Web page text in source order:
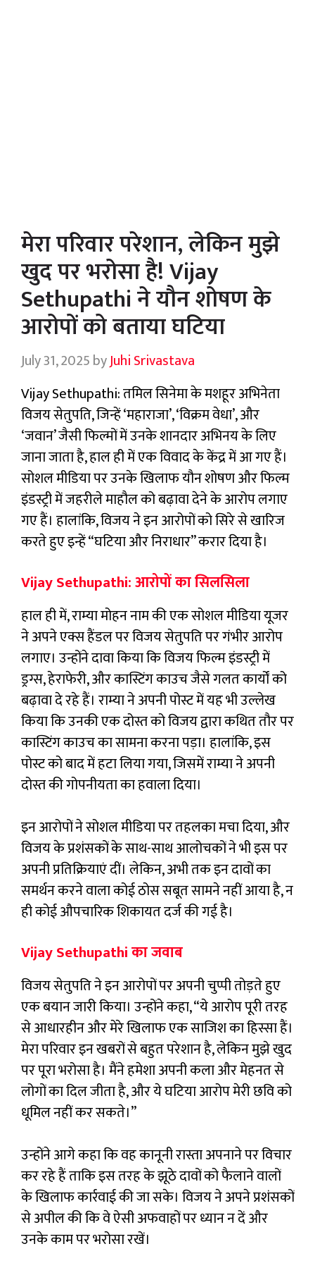
मेरा परिवार परेशान, लेकिन मुझे
खुद पर भरोसा है! Vijay
Sethupathi ने यौन शोषण के
आरोपों को बताया घटिया
July 31, 2025byJuhi Srivastava
Vijay Sethupathi: तमिल सिनेमा के मशहूर अभिनेता
विजय सेतुपति, जिन्हें ‘महाराजा’, ‘विक्रम वेधा’, और
‘जवान’ जैसी फिल्मों में उनके शानदार अभिनय के लिए
जाना जाता है, हाल ही में एक विवाद के केंद्र में आ गए हैं।
सोशल मीडिया पर उनके खिलाफ यौन शोषण और फिल्म
इंडस्ट्री में जहरीले माहौल को बढ़ावा देने के आरोप लगाए
गए हैं। हालांकि, विजय ने इन आरोपों को सिरे से खारिज
करते हुए इन्हें “घटिया और निराधार” करार दिया है।
Vijay Sethupathi: आरोपों का सिलसिला
हाल ही में, राम्या मोहन नाम की एक सोशल मीडिया यूजर
ने अपने एक्स हैंडल पर विजय सेतुपति पर गंभीर आरोप
लगाए। उन्होंने दावा किया कि विजय फिल्म इंडस्ट्री में
ड्रग्स, हेराफेरी, और कास्टिंग काउच जैसे गलत कार्यों को
बढ़ावा दे रहे हैं। राम्या ने अपनी पोस्ट में यह भी उल्लेख
किया कि उनकी एक दोस्त को विजय द्वारा कथित तौर पर
कास्टिंग काउच का सामना करना पड़ा। हालांकि, इस
पोस्ट को बाद में हटा लिया गया, जिसमें राम्या ने अपनी
दोस्त की गोपनीयता का हवाला दिया।
इन आरोपों ने सोशल मीडिया पर तहलका मचा दिया, और
विजय के प्रशंसकों के साथ-साथ आलोचकों ने भी इस पर
अपनी प्रतिक्रियाएं दीं। लेकिन, अभी तक इन दावों का
समर्थन करने वाला कोई ठोस सबूत सामने नहीं आया है, न
ही कोई औपचारिक शिकायत दर्ज की गई है।
Vijay Sethupathi का जवाब
विजय सेतुपति ने इन आरोपों पर अपनी चुप्पी तोड़ते हुए
एक बयान जारी किया। उन्होंने कहा, “ये आरोप पूरी तरह
से आधारहीन और मेरे खिलाफ एक साजिश का हिस्सा हैं।
मेरा परिवार इन खबरों से बहुत परेशान है, लेकिन मुझे खुद
पर पूरा भरोसा है। मैंने हमेशा अपनी कला और मेहनत से
लोगों का दिल जीता है, और ये घटिया आरोप मेरी छवि को
धूमिल नहीं कर सकते।”
उन्होंने आगे कहा कि वह कानूनी रास्ता अपनाने पर विचार
कर रहे हैं ताकि इस तरह के झूठे दावों को फैलाने वालों
के खिलाफ कार्रवाई की जा सके। विजय ने अपने प्रशंसकों
से अपील की कि वे ऐसी अफवाहों पर ध्यान न दें और
उनके काम पर भरोसा रखें।